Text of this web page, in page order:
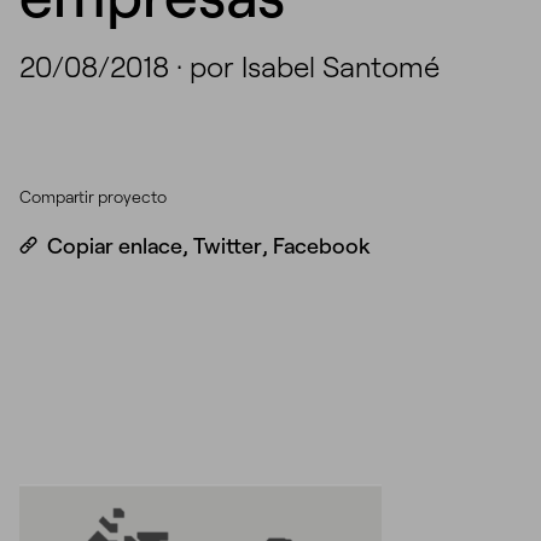
20/08/2018 · por Isabel Santomé
Compartir proyecto
Copiar enlace, Twitter, Facebook